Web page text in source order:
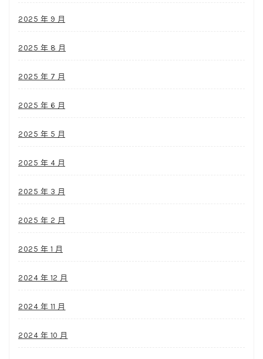
2025 年 9 月
2025 年 8 月
2025 年 7 月
2025 年 6 月
2025 年 5 月
2025 年 4 月
2025 年 3 月
2025 年 2 月
2025 年 1 月
2024 年 12 月
2024 年 11 月
2024 年 10 月